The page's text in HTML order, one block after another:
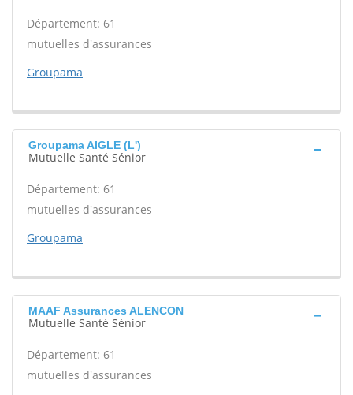
Département: 61
mutuelles d'assurances
Groupama
Groupama AIGLE (L')
Mutuelle Santé Sénior
Département: 61
mutuelles d'assurances
Groupama
MAAF Assurances ALENCON
Mutuelle Santé Sénior
Département: 61
mutuelles d'assurances